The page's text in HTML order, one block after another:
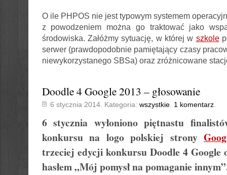
O ile PHPOS nie jest typowym systemem
z powodzeniem można go traktować jako
środowiska. Załóżmy sytuację, w której w szkole
serwer (prawdopodobnie pamiętający czasy
niewykorzystanego SBSa) oraz zróżnicowane
Doodle 4 Google 2013 – głosowanie
6 stycznia 2014. Kategoria: wszystkie. 1 komentarz.
6 stycznia wyłoniono piętnastu
konkursu na logo polskiej strony
trzeciej edycji konkursu Doodle 4 Google
hasłem „Mój pomysł na pomaganie innym”